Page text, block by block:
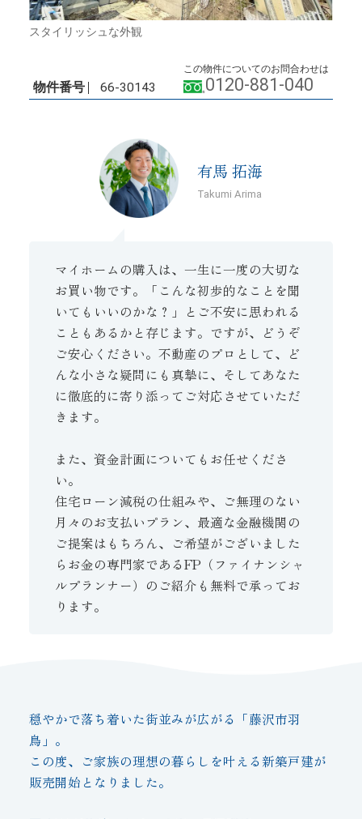
スタイリッシュな外観
物件番号 66-30143
この物件についてのお問合わせは
0120-881-040
有馬 拓海
Takumi Arima
マイホームの購入は、一生に一度の大切な
お買い物です。「こんな初歩的なことを聞
いてもいいのかな？」とご不安に思われる
こともあるかと存じます。ですが、どうぞ
ご安心ください。不動産のプロとして、ど
んな小さな疑問にも真摯に、そしてあなた
に徹底的に寄り添ってご対応させていただ
きます。
また、資金計画についてもお任せくださ
い。
住宅ローン減税の仕組みや、ご無理のない
月々のお支払いプラン、最適な金融機関の
ご提案はもちろん、ご希望がございました
らお金の専門家であるFP（ファイナンシャ
ルプランナー）のご紹介も無料で承ってお
ります。
穏やかで落ち着いた街並みが広がる「藤沢市羽
鳥」。
この度、ご家族の理想の暮らしを叶える新築戸建が
販売開始となりました。